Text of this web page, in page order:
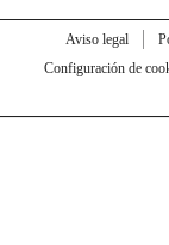
Aviso legal
Configuración de